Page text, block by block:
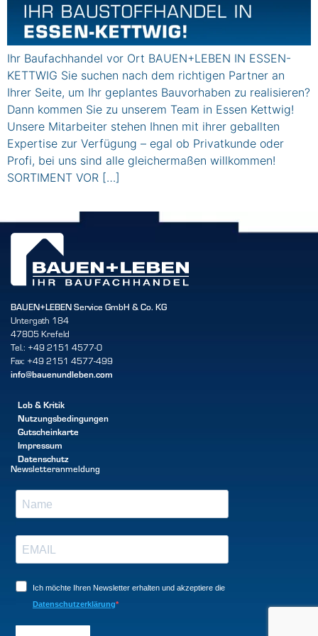
Ihr Baufachhandel vor Ort BAUEN+LEBEN IN ESSEN-
KETTWIG Sie suchen nach dem richtigen Partner an
Ihrer Seite, um Ihr geplantes Bauvorhaben zu realisieren?
Dann kommen Sie zu unserem Team in Essen Kettwig!
Unsere Mitarbeiter stehen Ihnen mit ihrer geballten
Expertise zur Verfügung – egal ob Privatkunde oder
Profi, bei uns sind alle gleichermaßen willkommen!
SORTIMENT VOR […]
BAUEN+LEBEN Service GmbH & Co. KG
Untergath 184
47805 Krefeld
Tel.: +49 2151 4577-0
Fax: +49 2151 4577-499
info@bauenundleben.com
Lob & Kritik
Nutzungsbedingungen
Gutscheinkarte
Impressum
Datenschutz
Newsletteranmeldung
Ich möchte Ihren Newsletter erhalten und akzeptiere die
Datenschutzerklärung